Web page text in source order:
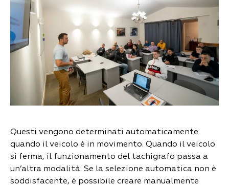
Questi vengono determinati automaticamente
quando il veicolo è in movimento. Quando il veicolo
si ferma, il funzionamento del tachigrafo passa a
un’altra modalità. Se la selezione automatica non è
soddisfacente, è possibile creare manualmente